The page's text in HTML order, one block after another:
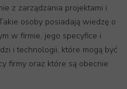
z zarządzania projektami i
osoby posiadają wiedzę o
w firmie, jego specyfice i
i technologii, które mogą być
firmy oraz które są obecnie